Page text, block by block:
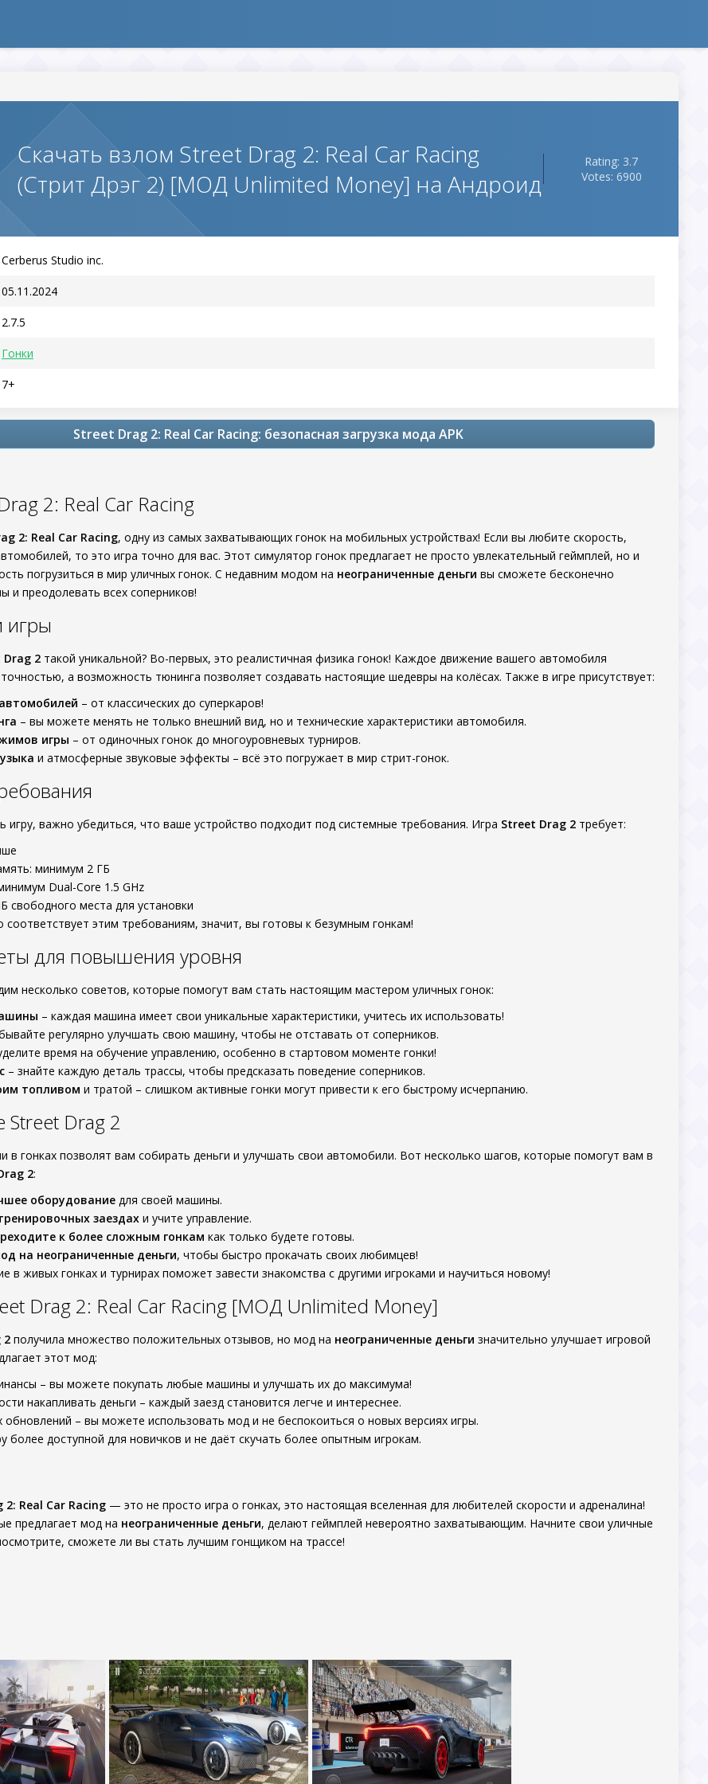
Скачать взлом Street Drag 2: Real Car Racing
(Стрит Дрэг 2) [МОД Unlimited Money] на Андроид
Rating: 3.7
Votes: 6900
Cerberus Studio inc.
05.11.2024
2.7.5
Гонки
7+
Street Drag 2: Real Car Racing: безопасная загрузка мода APK
2: Real Car Racing
2: Real Car Racing, одну из самых захватывающих гонок на мобильных устройствах! Если вы любите скорость,
то это игра точно для вас. Этот симулятор гонок предлагает не просто увлекательный геймплей, но и
погрузиться в мир уличных гонок. С недавним модом на неограниченные деньги вы сможете бесконечно
и преодолевать всех соперников!
игры
Drag 2 такой уникальной? Во-первых, это реалистичная физика гонок! Каждое движение вашего автомобиля
а возможность тюнинга позволяет создавать настоящие шедевры на колёсах. Также в игре присутствует:
– от классических до суперкаров!
– вы можете менять не только внешний вид, но и технические характеристики автомобиля.
игры – от одиночных гонок до многоуровневых турниров.
и атмосферные звуковые эффекты – всё это погружает в мир стрит-гонок.
игру, важно убедиться, что ваше устройство подходит под системные требования. Игра Street Drag 2 требует:
минимум 2 ГБ
Dual-Core 1.5 GHz
свободного места для установки
соответствует этим требованиям, значит, вы готовы к безумным гонкам!
для повышения уровня
несколько советов, которые помогут вам стать настоящим мастером уличных гонок:
– каждая машина имеет свои уникальные характеристики, учитесь их использовать!
регулярно улучшать свою машину, чтобы не отставать от соперников.
время на обучение управлению, особенно в стартовом моменте гонки!
– знайте каждую деталь трассы, чтобы предсказать поведение соперников.
топливом и тратой – слишком активные гонки могут привести к его быстрому исчерпанию.
Drag 2
в гонках позволят вам собирать деньги и улучшать свои автомобили. Вот несколько шагов, которые помогут вам в
2:
оборудование для своей машины.
заездах и учите управление.
к более сложным гонкам как только будете готовы.
на неограниченные деньги, чтобы быстро прокачать своих любимцев!
в живых гонках и турнирах поможет завести знакомства с другими игроками и научиться новому!
Drag 2: Real Car Racing [МОД Unlimited Money]
2 получила множество положительных отзывов, но мод на неограниченные деньги значительно улучшает игровой
этот мод:
– вы можете покупать любые машины и улучшать их до максимума!
накапливать деньги – каждый заезд становится легче и интереснее.
обновлений – вы можете использовать мод и не беспокоиться о новых версиях игры.
более доступной для новичков и не даёт скучать более опытным игрокам.
Real Car Racing — это не просто игра о гонках, это настоящая вселенная для любителей скорости и адреналина!
предлагает мод на неограниченные деньги, делают геймплей невероятно захватывающим. Начните свои уличные
сможете ли вы стать лучшим гонщиком на трассе!